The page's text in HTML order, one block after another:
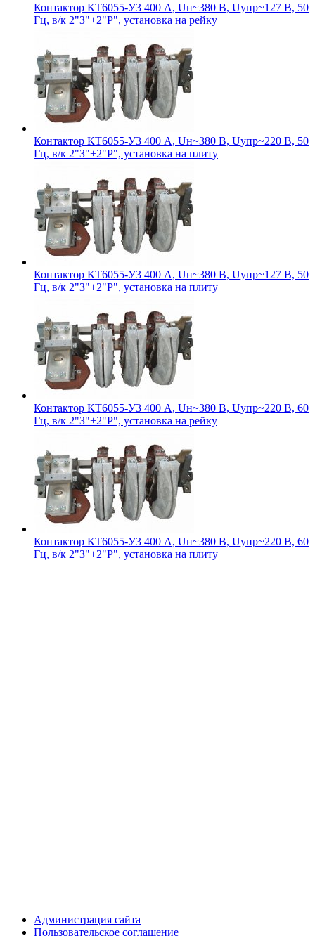
Контактор КТ6055-У3 400 А, Uн~380 В, Uупр~127 В, 50
Гц, в/к 2"З"+2"Р", установка на рейку
Контактор КТ6055-У3 400 А, Uн~380 В, Uупр~220 В, 50
Гц, в/к 2"З"+2"Р", установка на плиту
Контактор КТ6055-У3 400 А, Uн~380 В, Uупр~127 В, 50
Гц, в/к 2"З"+2"Р", установка на плиту
Контактор КТ6055-У3 400 А, Uн~380 В, Uупр~220 В, 60
Гц, в/к 2"З"+2"Р", установка на рейку
Контактор КТ6055-У3 400 А, Uн~380 В, Uупр~220 В, 60
Гц, в/к 2"З"+2"Р", установка на плиту
Администрация сайта
Пользовательское соглашение